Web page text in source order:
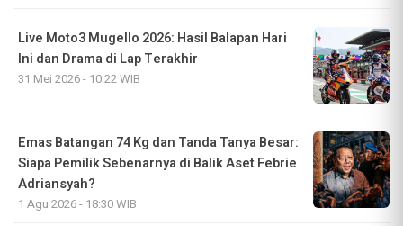
Live Moto3 Mugello 2026: Hasil Balapan Hari
Ini dan Drama di Lap Terakhir
31 Mei 2026 - 10:22 WIB
Emas Batangan 74 Kg dan Tanda Tanya Besar:
Siapa Pemilik Sebenarnya di Balik Aset Febrie
Adriansyah?
1 Agu 2026 - 18:30 WIB